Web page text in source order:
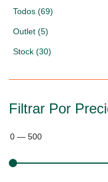
Todos (69)
Outlet (5)
Stock (30)
Filtrar Por
0 — 500